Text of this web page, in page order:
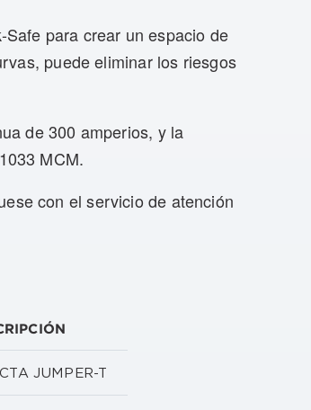
para crear un espacio de
puede eliminar los riesgos
de 300 amperios, y la
MCM.
con el servicio de atención
JUMPER-T